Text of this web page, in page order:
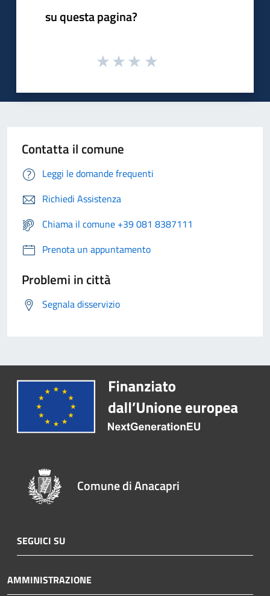
su questa pagina?
Contatta il comune
Leggi le domande frequenti
Richiedi Assistenza
Chiama il comune +39 081 8387111
Prenota un appuntamento
Problemi in città
Segnala disservizio
Comune di Anacapri
SEGUICI SU
AMMINISTRAZIONE